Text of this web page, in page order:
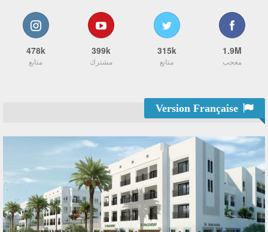
1.9M
معجب
315k
متابع
399k
مشترك
478k
متابع